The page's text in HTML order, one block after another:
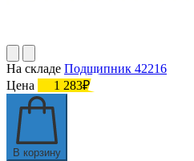
На складе Подшипник 42216
Цена
1 283₽
В корзину